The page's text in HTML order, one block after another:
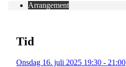
Arrangement
Tid
Onsdag 16. juli 2025 19:30 - 21:00